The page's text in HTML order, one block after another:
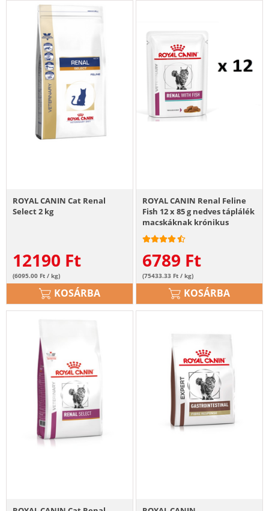
ROYAL CANIN Cat Renal
Select 2 kg
12190 Ft
(6095.00 Ft / kg)
KOSÁRBA
ROYAL CANIN Renal Feline
Fish 12 x 85 g nedves táplálék
macskáknak krónikus
vesebetegségben
6789 Ft
(75433.33 Ft / kg)
KOSÁRBA